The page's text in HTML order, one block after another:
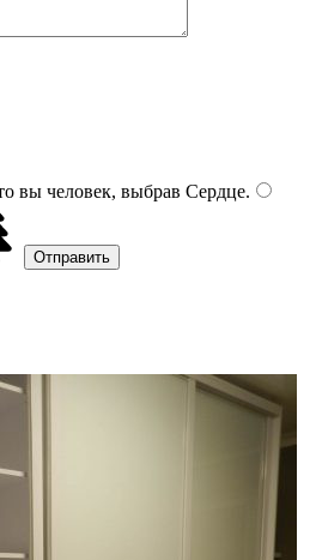
вы человек, выбрав Сердце.